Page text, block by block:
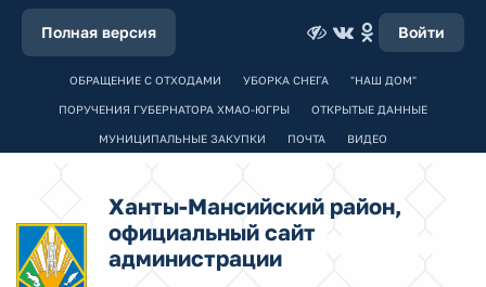
Полная версия Войти
ОБРАЩЕНИЕ С ОТХОДАМИ УБОРКА СНЕГА "НАШ ДОМ"
ПОРУЧЕНИЯ ГУБЕРНАТОРА ХМАО-ЮГРЫ ОТКРЫТЫЕ ДАННЫЕ
МУНИЦИПАЛЬНЫЕ ЗАКУПКИ ПОЧТА ВИДЕО
Ханты-Мансийский район,
официальный сайт
администрации